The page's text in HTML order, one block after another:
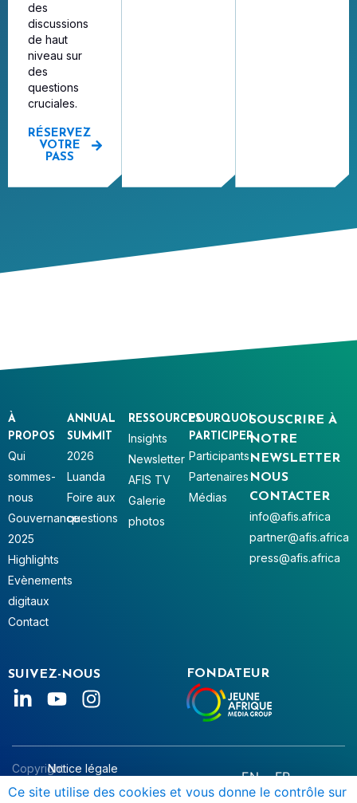
Ce site utilise des cookies et vous donne le contrôle sur
des
discussions
de haut
niveau sur
des
questions
cruciales.
RÉSERVEZ
VOTRE
PASS
SOUSCRIRE À
NOTRE
NEWSLETTER
NOUS
CONTACTER
info@afis.africa
partner@afis.africa
press@afis.africa
À
PROPOS
Qui
sommes-
nous
Gouvernance
2025
Highlights
Evènements
digitaux
Contact
ANNUAL
SUMMIT
2026
Luanda
Foire aux
questions
RESSOURCES
Insights
Newsletter
AFIS TV
Galerie
photos
POURQUOI
PARTICIPER
Participants
Partenaires
Médias
SUIVEZ-NOUS FONDATEUR
Copyright
© AFIS
Notice légale
Données personnelles
EN FR